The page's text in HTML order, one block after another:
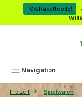
Zum Hauptinhalt springen
10%Rabattcode!
Navigation
Freizeit Spielwaren